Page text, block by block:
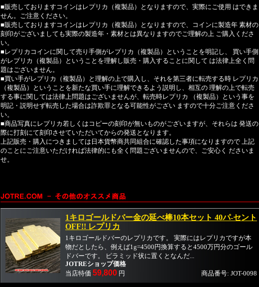
■販売しておりますコインはレプリカ（複製品）となりますので、実際にご使用 はできま
せん。ご注意ください。
■販売しておりますコインはレプリカ（複製品）となりますので、コインに製造年 素材の
刻印がございましても実際の製造年・素材とは異なりますのでご理解の上 ご購入くださ
い。
■レプリカコインに関して売り手側がレプリカ（複製品）ということを明記し、 買い手側
がレプリカ（複製品）ということを理解し販売・購入することに関して は法律上全く問
題はございません。
■買い手がレプリカ（複製品）と理解の上で購入し、それを第三者に転売する時 レプリカ
（複製品）ということを新たな買い手に理解できるよう説明し、相互の 理解の上で転売
する事に関しては法律上問題はございませんが、転売時レプリカ （複製品）という事を
明記・説明せず転売した場合は詐欺罪となる可能性がござい ますので十分ご注意くださ
い。
■商品写真にレプリカ若しくはコピーの刻印が無いものがございますが、それらは 発送の
際に打刻にて刻印させていただいてからの発送となります。
上記販売・購入につきましては日本貨幣商共同組合に確認した事項になりますので 上記
のことにご注意いただければ法律的にも全く問題ございませんので、ご安心く ださいま
せ。
商品番号: JOT-0098
1キロゴールドバー金の延べ棒10本セット 40パ-セント
OFF!! レプリカ
1キロゴールドバーのレプリカです。 実際にはレプリカですが本
物だとしたら、例えば1g=4500円換算すると4500万円分のゴール
ドバーです。 ピラミッド状に置くとなんだ...
JOTREショップ価格
当店特価 59,800 円